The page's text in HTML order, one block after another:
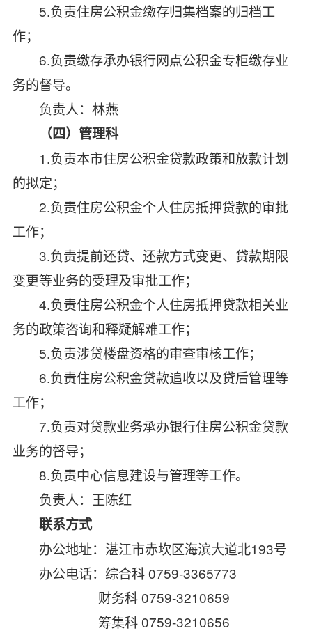
5.负责住房公积金缴存归集档案的归档工
作；
6.负责缴存承办银行网点公积金专柜缴存业
务的督导。
负责人：林燕
（四） 管理科
1.负责本市住房公积金贷款政策和放款计划
的拟定；
2.负责住房公积金个人住房抵押贷款的审批
工作；
3.负责提前还贷、还款方式变更、贷款期限
变更等业务的受理及审批工作；
4.负责住房公积金个人住房抵押贷款相关业
务的政策咨询和释疑解难工作；
5.负责涉贷楼盘资格的审查审核工作；
6.负责住房公积金贷款追收以及贷后管理等
工作；
7.负责对贷款业务承办银行住房公积金贷款
业务的督导；
8.负责中心信息建设与管理等工作。
负责人：王陈红
联系方式
办公地址：湛江市赤坎区海滨大道北193号
办公电话：综合科0759-3365773
财务科0759-3210659
筹集科0759-3210656